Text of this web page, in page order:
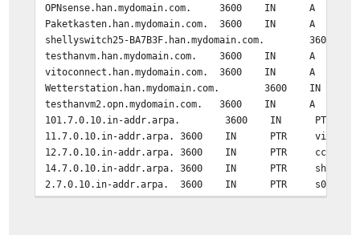
OPNsense.han.mydomain.com. 3600 IN A
Paketkasten.han.mydomain.com. 3600 IN A
shellyswitch25-BA7B3F.han.mydomain.com.
testhanvm.han.mydomain.com. 3600 IN A
vitoconnect.han.mydomain.com. 3600 IN A
Wetterstation.han.mydomain.com. 3600
testhanvm2.opn.mydomain.com. 3600 IN A
101.7.0.10.in-addr.arpa. 3600 IN PTR
11.7.0.10.in-addr.arpa. 3600 IN PTR
12.7.0.10.in-addr.arpa. 3600 IN PTR
14.7.0.10.in-addr.arpa. 3600 IN PTR
2.7.0.10.in-addr.arpa. 3600 IN PTR
201.7.0.10.in-addr.arpa. 3600 IN PTR